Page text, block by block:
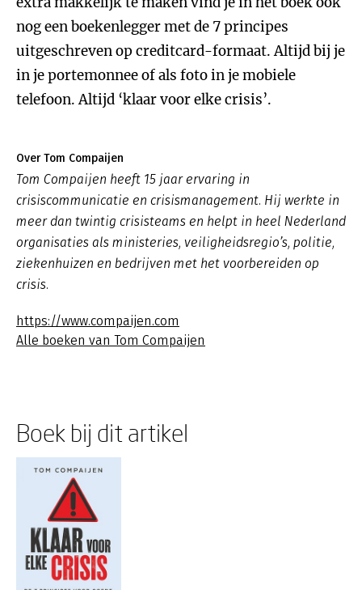
nog een boekenlegger met de 7 principes
uitgeschreven op creditcard-formaat. Altijd bij je
in je portemonnee of als foto in je mobiele
telefoon. Altijd ‘klaar voor elke crisis’.
Over Tom Compaijen
Tom Compaijen heeft 15 jaar ervaring in
crisiscommunicatie en crisismanagement. Hij werkte in
meer dan twintig crisisteams en helpt in heel Nederland
organisaties als ministeries, veiligheidsregio’s, politie,
ziekenhuizen en bedrijven met het voorbereiden op
crisis.
https://www.compaijen.com
Alle boeken van Tom Compaijen
Boek bij dit artikel